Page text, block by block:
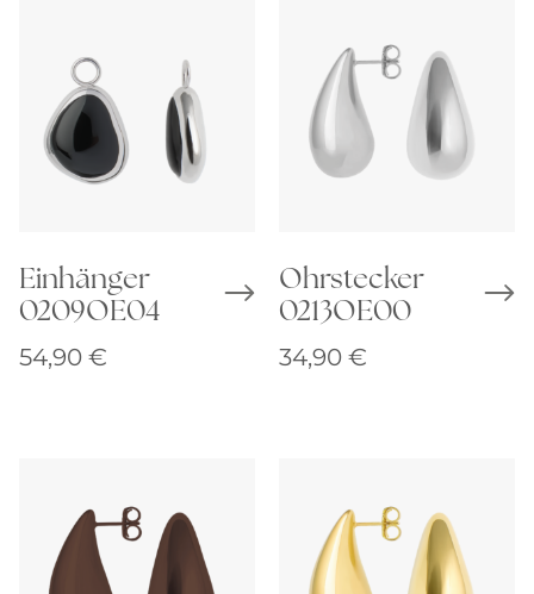
Einhänger
0209OE04
54,90 €
Ohrstecker
0213OE00
34,90 €